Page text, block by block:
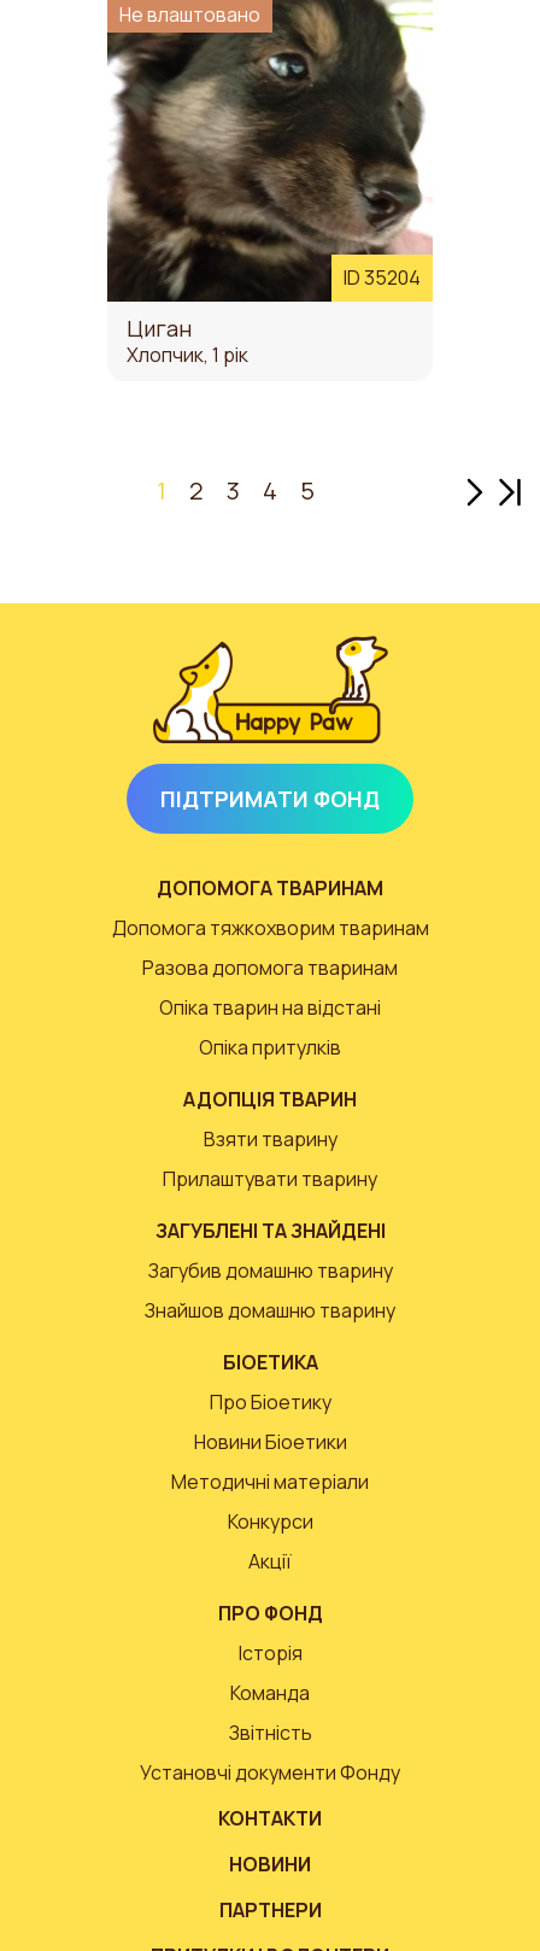
ID 35204
Не влаштовано
Циган
Хлопчик, 1 рік
1 2 3 4 5
ПІДТРИМАТИ ФОНД
ДОПОМОГА ТВАРИНАМ
Допомога тяжкохворим тваринам
Разова допомога тваринам
Опіка тварин на відстані
Опіка притулків
АДОПЦІЯ ТВАРИН
Взяти тварину
Прилаштувати тварину
ЗАГУБЛЕНІ ТА ЗНАЙДЕНІ
Загубив домашню тварину
Знайшов домашню тварину
БІОЕТИКА
Про Біоетику
Новини Біоетики
Методичні матеріали
Конкурси
Акції
ПРО ФОНД
Історія
Команда
Звітність
Установчі документи Фонду
КОНТАКТИ
НОВИНИ
ПАРТНЕРИ